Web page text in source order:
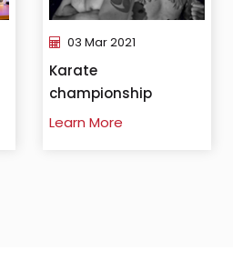
03 Mar 2021
Karate
championship
Learn More